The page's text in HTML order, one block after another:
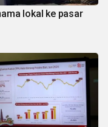
lokal ke pasar